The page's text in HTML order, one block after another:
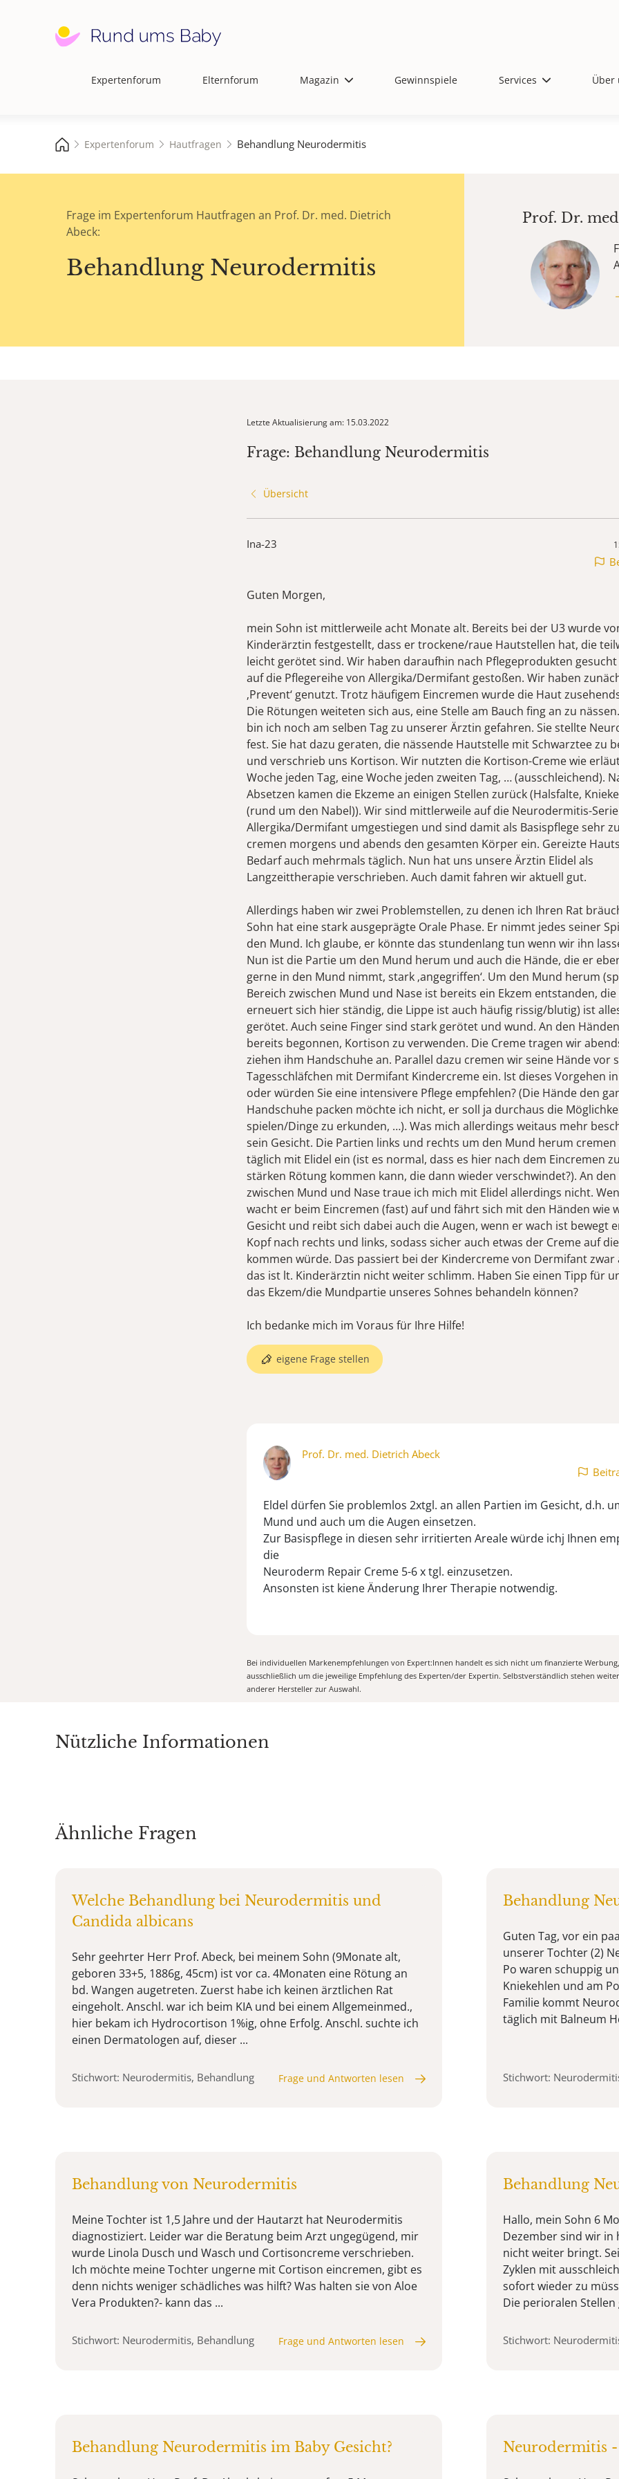
Hauptnavigation
Expertenforum Elternforum Magazin Gewinnspiele Services Über
Expertenforum Hautfragen Behandlung Neurodermitis
Frage im Expertenforum Hautfragen an Prof. Dr. med. Dietrich
Abeck:
Behandlung Neurodermitis
Prof. Dr.
Letzte Aktualisierung am: 15.03.2022
Frage: Behandlung Neurodermitis
Übersicht
Ina-23
Guten Morgen,
mein Sohn ist mittlerweile acht Monate alt. Bereits bei der U3 wurde
Kinderärztin festgestellt, dass er trockene/raue Hautstellen hat, die
leicht gerötet sind. Wir haben daraufhin nach Pflegeprodukten
auf die Pflegereihe von Allergika/Dermifant gestoßen. Wir haben
‚Prevent‘ genutzt. Trotz häufigem Eincremen wurde die Haut
Die Rötungen weiteten sich aus, eine Stelle am Bauch fing an zu
bin ich noch am selben Tag zu unserer Ärztin gefahren. Sie stellte
fest. Sie hat dazu geraten, die nässende Hautstelle mit Schwarztee zu
und verschrieb uns Kortison. Wir nutzten die Kortison-Creme wie
Woche jeden Tag, eine Woche jeden zweiten Tag, … (ausschleichend).
Absetzen kamen die Ekzeme an einigen Stellen zurück (Halsfalte,
(rund um den Nabel)). Wir sind mittlerweile auf die Neurodermitis-
Allergika/Dermifant umgestiegen und sind damit als Basispflege sehr
cremen morgens und abends den gesamten Körper ein. Gereizte
Bedarf auch mehrmals täglich. Nun hat uns unsere Ärztin Elidel als
Langzeittherapie verschrieben. Auch damit fahren wir aktuell gut.
Allerdings haben wir zwei Problemstellen, zu denen ich Ihren Rat
Sohn hat eine stark ausgeprägte Orale Phase. Er nimmt jedes seiner
den Mund. Ich glaube, er könnte das stundenlang tun wenn wir ihn
Nun ist die Partie um den Mund herum und auch die Hände, die er
gerne in den Mund nimmt, stark ‚angegriffen‘. Um den Mund herum
Bereich zwischen Mund und Nase ist bereits ein Ekzem entstanden,
erneuert sich hier ständig, die Lippe ist auch häufig rissig/blutig) ist
gerötet. Auch seine Finger sind stark gerötet und wund. An den
bereits begonnen, Kortison zu verwenden. Die Creme tragen wir
ziehen ihm Handschuhe an. Parallel dazu cremen wir seine Hände vor
Tagesschläfchen mit Dermifant Kindercreme ein. Ist dieses Vorgehen
oder würden Sie eine intensivere Pflege empfehlen? (Die Hände den
Handschuhe packen möchte ich nicht, er soll ja durchaus die
spielen/Dinge zu erkunden, …). Was mich allerdings weitaus mehr
sein Gesicht. Die Partien links und rechts um den Mund herum
täglich mit Elidel ein (ist es normal, dass es hier nach dem Eincremen
stärken Rötung kommen kann, die dann wieder verschwindet?). An den
zwischen Mund und Nase traue ich mich mit Elidel allerdings nicht.
wacht er beim Eincremen (fast) auf und fährt sich mit den Händen wie
Gesicht und reibt sich dabei auch die Augen, wenn er wach ist bewegt
Kopf nach rechts und links, sodass sicher auch etwas der Creme auf
kommen würde. Das passiert bei der Kindercreme von Dermifant zwar
das ist lt. Kinderärztin nicht weiter schlimm. Haben Sie einen Tipp für
das Ekzem/die Mundpartie unseres Sohnes behandeln können?
Ich bedanke mich im Voraus für Ihre Hilfe!
eigene Frage stellen
Prof. Dr. med. Dietrich Abeck
Eldel dürfen Sie problemlos 2xtgl. an allen Partien im Gesicht, d.h.
Mund und auch um die Augen einsetzen.
Zur Basispflege in diesen sehr irritierten Areale würde ichj Ihnen
die
Neuroderm Repair Creme 5-6 x tgl. einzusetzen.
Ansonsten ist kiene Änderung Ihrer Therapie notwendig.
Bei individuellen Markenempfehlungen von Expert:Innen handelt es sich nicht um finanzierte
ausschließlich um die jeweilige Empfehlung des Experten/der Expertin. Selbstverständlich stehen
anderer Hersteller zur Auswahl.
Nützliche Informationen
Ähnliche Fragen
Welche Behandlung bei Neurodermitis und
Candida albicans
Sehr geehrter Herr Prof. Abeck, bei meinem Sohn (9Monate alt,
geboren 33+5, 1886g, 45cm) ist vor ca. 4Monaten eine Rötung an
bd. Wangen augetreten. Zuerst habe ich keinen ärztlichen Rat
eingeholt. Anschl. war ich beim KIA und bei einem Allgemeinmed.,
hier bekam ich Hydrocortison 1%ig, ohne Erfolg. Anschl. suchte ich
einen Dermatologen auf, dieser ...
Stichwort: Neurodermitis, Behandlung Frage und Antworten lesen
Behandlung
Guten Tag, vor ein
unserer Tochter (2)
Po waren schuppig
Kniekehlen und am
Familie kommt
täglich mit Balneum
Stichwort:
Behandlung von Neurodermitis
Meine Tochter ist 1,5 Jahre und der Hautarzt hat Neurodermitis
diagnostiziert. Leider war die Beratung beim Arzt ungegügend, mir
wurde Linola Dusch und Wasch und Cortisoncreme verschrieben.
Ich möchte meine Tochter ungerne mit Cortison eincremen, gibt es
denn nichts weniger schädliches was hilft? Was halten sie von Aloe
Vera Produkten?- kann das ...
Stichwort: Neurodermitis, Behandlung Frage und Antworten lesen
Behandlung
Hallo, mein Sohn 6
Dezember sind wir in
nicht weiter bringt.
Zyklen mit
sofort wieder zu
Die perioralen Stellen
Stichwort:
Behandlung Neurodermitis im Baby Gesicht? Neurodermitis